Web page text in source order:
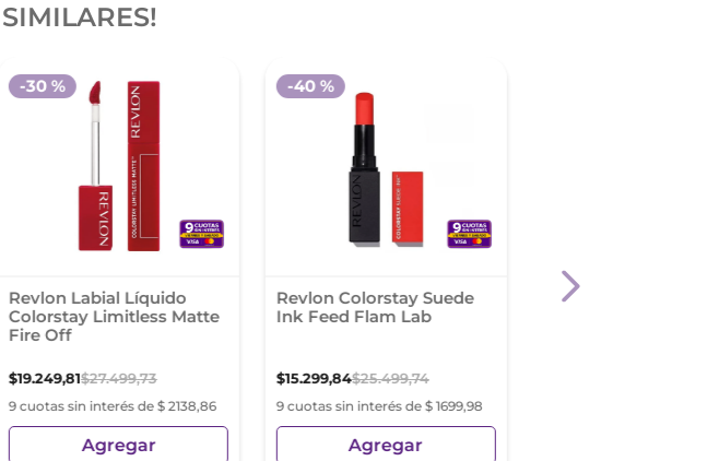
Revlon Labial Líquido
Colorstay Limitless Matte
Fire Off
$19.249,81$27.499,73
9 cuotas sin interés de $ 2138,86
-30 %
Agregar
Revlon Colorstay Suede
Ink Feed Flam Lab
$15.299,84$25.499,74
9 cuotas sin interés de $ 1699,98
-40 %
Agregar
Labial Líquido